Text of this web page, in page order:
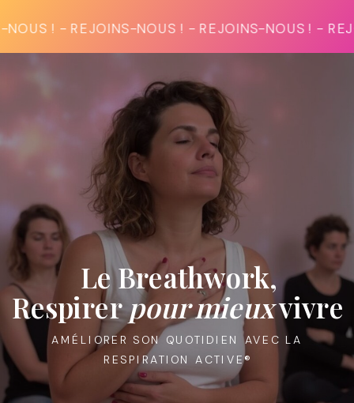
NOUS ! - REJOINS-NOUS ! - REJOINS-
AMÉLIORER SON QUOTIDIEN AVEC LA
RESPIRATION ACTIVE®
Le Breathwork,
Respirerpour mieuxvivre